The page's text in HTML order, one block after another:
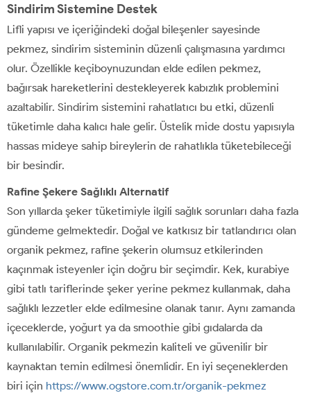
Sindirim Sistemine Destek
Lifli yapısı ve içeriğindeki doğal bileşenler sayesinde
pekmez, sindirim sisteminin düzenli çalışmasına yardımcı
olur. Özellikle keçiboynuzundan elde edilen pekmez,
bağırsak hareketlerini destekleyerek kabızlık problemini
azaltabilir. Sindirim sistemini rahatlatıcı bu etki, düzenli
tüketimle daha kalıcı hale gelir. Üstelik mide dostu yapısıyla
hassas mideye sahip bireylerin de rahatlıkla tüketebileceği
bir besindir.
Rafine Şekere Sağlıklı Alternatif
Son yıllarda şeker tüketimiyle ilgili sağlık sorunları daha fazla
gündeme gelmektedir. Doğal ve katkısız bir tatlandırıcı olan
organik pekmez, rafine şekerin olumsuz etkilerinden
kaçınmak isteyenler için doğru bir seçimdir. Kek, kurabiye
gibi tatlı tariflerinde şeker yerine pekmez kullanmak, daha
sağlıklı lezzetler elde edilmesine olanak tanır. Aynı zamanda
içeceklerde, yoğurt ya da smoothie gibi gıdalarda da
kullanılabilir. Organik pekmezin kaliteli ve güvenilir bir
kaynaktan temin edilmesi önemlidir. En iyi seçeneklerden
biri için https://www.ogstore.com.tr/organik-pekmez